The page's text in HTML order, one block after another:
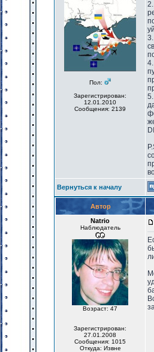
Пол:
Зарегистрирован:
12.01.2010
Сообщения: 2139
Вернуться к началу
Автор
Natrio
Наблюдатель
Возраст: 47
Зарегистрирован:
27.01.2008
Сообщения: 1015
Откуда: Извне